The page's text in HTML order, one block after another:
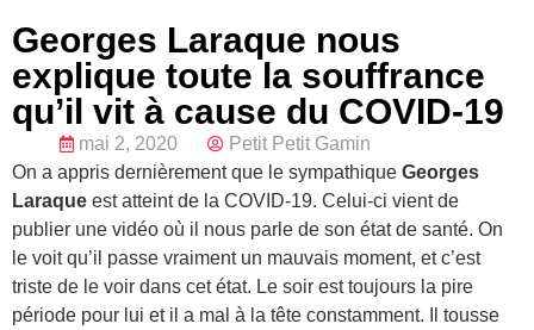
Georges Laraque nous
explique toute la souffrance
qu’il vit à cause du COVID-19
mai 2, 2020
Petit Petit Gamin
On a appris dernièrement que le sympathique Georges
Laraque est atteint de la COVID-19. Celui-ci vient de
publier une vidéo où il nous parle de son état de santé. On
le voit qu’il passe vraiment un mauvais moment, et c’est
triste de le voir dans cet état. Le soir est toujours la pire
période pour lui et il a mal à la tête constamment. Il tousse